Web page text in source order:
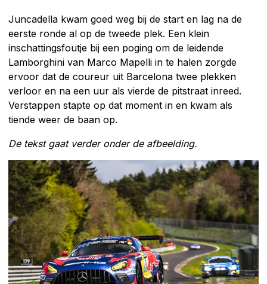
Juncadella kwam goed weg bij de start en lag na de
eerste ronde al op de tweede plek. Een klein
inschattingsfoutje bij een poging om de leidende
Lamborghini van Marco Mapelli in te halen zorgde
ervoor dat de coureur uit Barcelona twee plekken
verloor en na een uur als vierde de pitstraat inreed.
Verstappen stapte op dat moment in en kwam als
tiende weer de baan op.
De tekst gaat verder onder de afbeelding.